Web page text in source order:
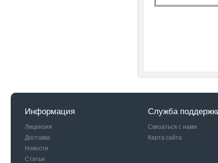
Информация
Лицензия
Доставка
Новости
Статьи
Служба
Связаться с нами
Карта сайта